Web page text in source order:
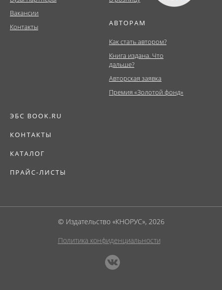
Вакансии
Контакты
АВТОРАМ
Как стать автором?
Книга издана. Что
дальше?
Авторская заявка
Премия «Золотой фонд»
ЭБС BOOK.RU
КОНТАКТЫ
КАТАЛОГ
ПРАЙС-ЛИСТЫ
© Издательство «КНОРУС», 2026
Политика конфиденциальности